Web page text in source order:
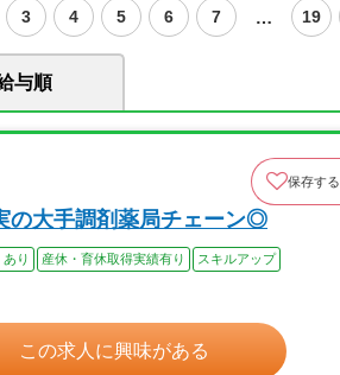
3 4 5 6 7 … 19
与順
保存する
の大手調剤薬局チェーン◎
り 産休・育休取得実績有り
スキルアップ
この求人に興味がある